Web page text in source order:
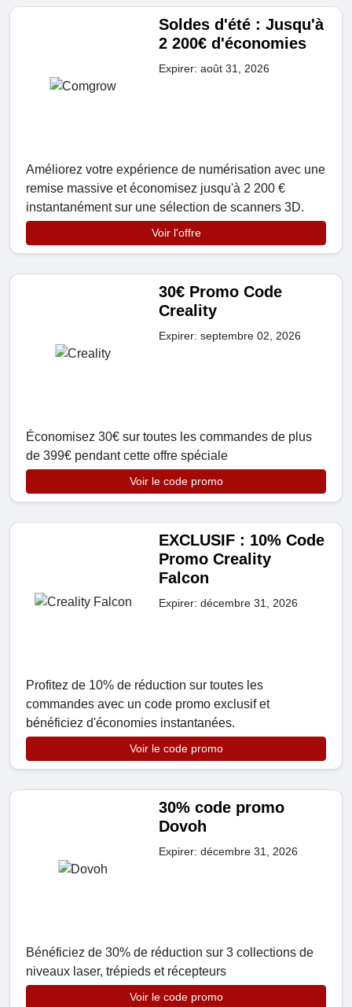
Soldes d'été : Jusqu'à
2 200€ d'économies
Expirer: août 31, 2026
Améliorez votre expérience de numérisation avec une
remise massive et économisez jusqu'à 2 200 €
instantanément sur une sélection de scanners 3D.
Voir l'offre
30€ Promo Code
Creality
Expirer: septembre 02, 2026
Économisez 30€ sur toutes les commandes de plus
de 399€ pendant cette offre spéciale
Voir le code promo
EXCLUSIF : 10% Code
Promo Creality
Falcon
Expirer: décembre 31, 2026
Profitez de 10% de réduction sur toutes les
commandes avec un code promo exclusif et
bénéficiez d'économies instantanées.
Voir le code promo
30% code promo
Dovoh
Expirer: décembre 31, 2026
Bénéficiez de 30% de réduction sur 3 collections de
niveaux laser, trépieds et récepteurs
Voir le code promo